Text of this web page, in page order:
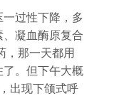
过性下降，多
凝血酶原复合
，那一天都用
。但下午大概
出现下颌式呼